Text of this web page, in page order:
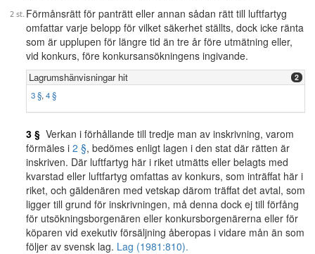
Förmånsrätt för panträtt eller annan sådan rätt till luftfartyg
omfattar varje belopp för vilket säkerhet ställts, dock icke ränta
som är upplupen för längre tid än tre år före utmätning eller,
vid konkurs, före konkursansökningens ingivande.
Lagrumshänvisningar hit 2
3 §, 4 §
3 § Verkan i förhållande till tredje man av inskrivning, varom
förmäles i 2 §, bedömes enligt lagen i den stat där rätten är
inskriven. Där luftfartyg här i riket utmätts eller belagts med
kvarstad eller luftfartyg omfattas av konkurs, som inträffat här i
riket, och gäldenären med vetskap därom träffat det avtal, som
ligger till grund för inskrivningen, må denna dock ej till förfång
för utsökningsborgenären eller konkursborgenärerna eller för
köparen vid exekutiv försäljning åberopas i vidare mån än som
följer av svensk lag. Lag (1981:810).